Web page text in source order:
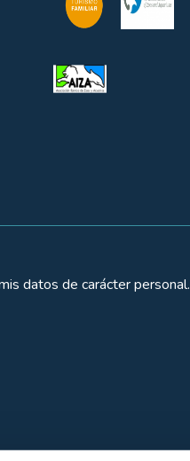
datos de carácter personal.